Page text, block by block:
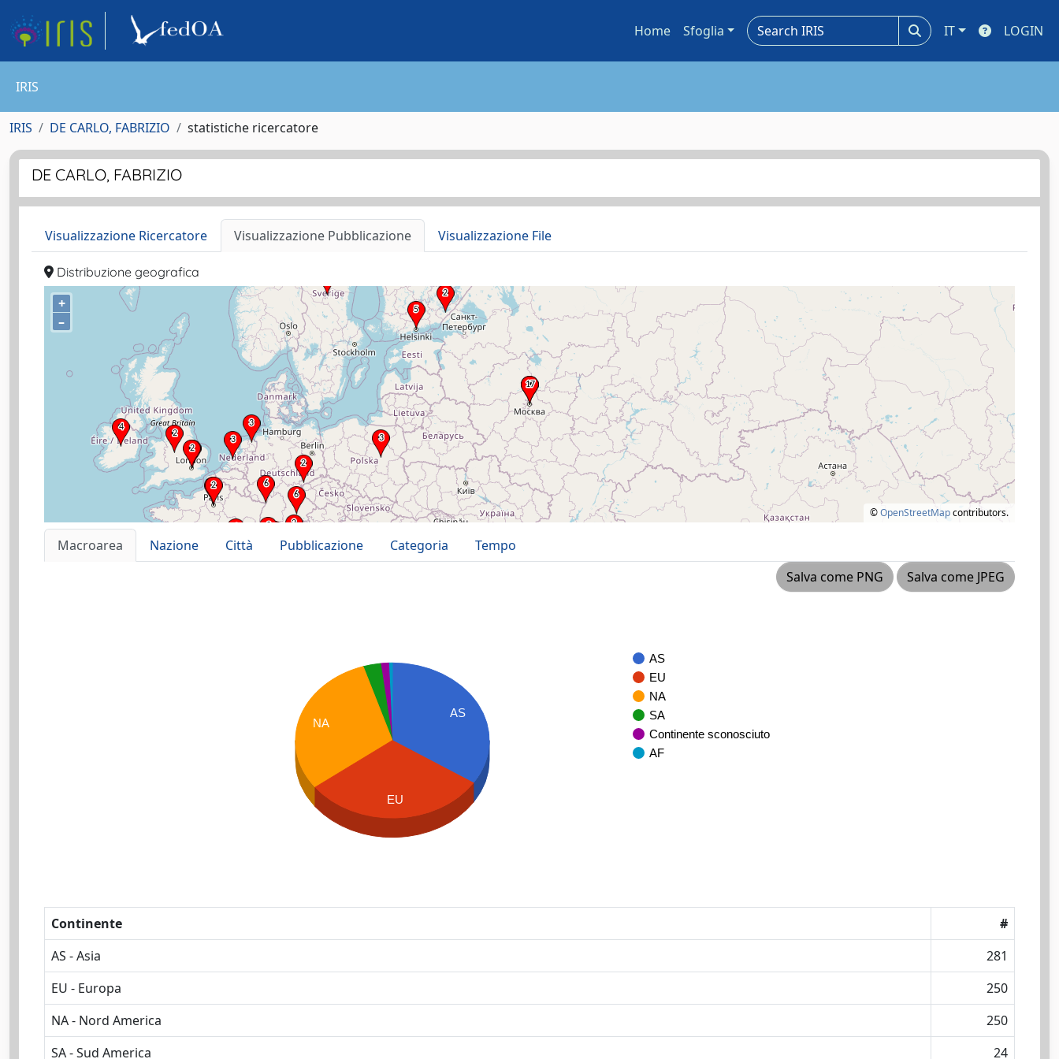
Home Sfoglia IT LOGIN
IRIS
IRIS DE CARLO, FABRIZIO statistiche ricercatore
DE CARLO, FABRIZIO
Visualizzazione Ricercatore Visualizzazione Pubblicazione Visualizzazione File
Distribuzione geografica
+
–
©OpenStreetMapcontributors.
Macroarea Nazione Città Pubblicazione Categoria
Tempo
Salva come PNG
Salva come JPEG
AS
EU
NA
SA
Continente sconosciuto
AF
AS
NA
EU
Continente
#
AS - Asia
281
EU - Europa
250
NA - Nord America
250
SA - Sud America
24